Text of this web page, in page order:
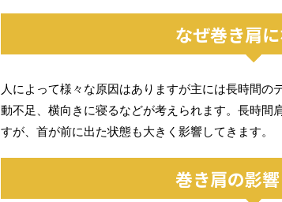
なぜ巻き肩
人によって様々な原因はありますが主には長時間の
動不足、横向きに寝るなどが考えられます。長時間
すが、首が前に出た状態も大きく影響してきます。
巻き肩の影